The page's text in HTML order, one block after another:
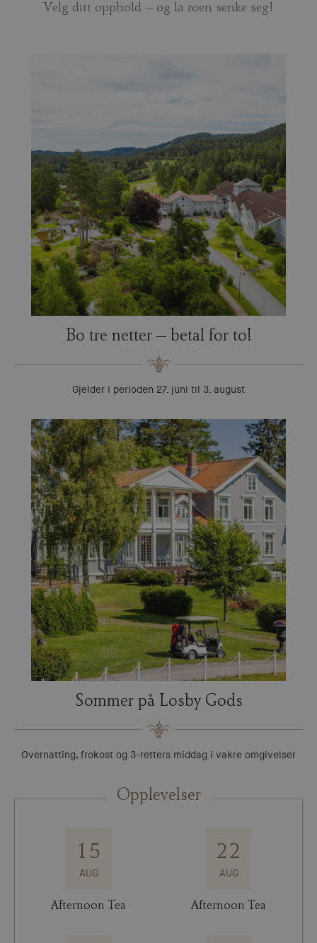
Velg ditt opphold – og la roen senke seg!
Bo tre netter – betal for to!
Gjelder i perioden 27. juni til 3. august
Sommer på Losby Gods
Overnatting, frokost og 3-retters middag i vakre omgivelser
Opplevelser
15
AUG
Afternoon Tea
22
AUG
Afternoon Tea